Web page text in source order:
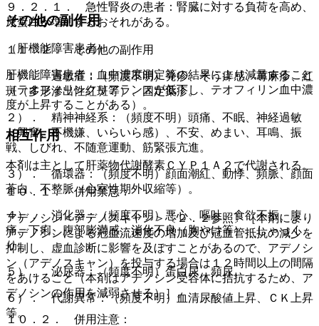
９．２．１． 急性腎炎の患者：腎臓に対する負荷を高め、
尿蛋白が増加するおそれがある。
（肝機能障害患者）
肝機能障害患者：血中濃度測定等の結果により減量すること
（テオフィリンクリアランスが低下し、テオフィリン血中濃
度が上昇することがある）。
相互作用
本剤は主として肝薬物代謝酵素ＣＹＰ１Ａ２で代謝される。
１０．１． 併用禁忌：
アデノシン＜アデノスキャン＞〔２．２参照〕［本剤により
アデノシンによる冠血流速度の増加及び冠血管抵抗の減少を
抑制し、虚血診断に影響を及ぼすことがあるので、アデノシ
ン（アデノスキャン）を投与する場合は１２時間以上の間隔
をあけること（本剤はアデノシン受容体に拮抗するため、ア
デノシンの作用を減弱させる）］。
１０．２． 併用注意：
その他の副作用
１１．２． その他の副作用
１）． 過敏症：（頻度不明）発疹、そう痒感、蕁麻疹、紅
斑（多形滲出性紅斑等）、固定薬疹。
２）． 精神神経系：（頻度不明）頭痛、不眠、神経過敏
（興奮、不機嫌、いらいら感）、不安、めまい、耳鳴、振
戦、しびれ、不随意運動、筋緊張亢進。
３）． 循環器：（頻度不明）顔面潮紅、動悸、頻脈、顔面
蒼白、不整脈（心室性期外収縮等）。
４）． 消化器：（頻度不明）悪心、嘔吐、食欲不振、腹
痛、下痢、腹部膨満感、消化不良（胸やけ等）、しゃっく
り。
５）． 泌尿器：（頻度不明）蛋白尿、頻尿。
６）． 代謝異常：（頻度不明）血清尿酸値上昇、ＣＫ上昇
等。